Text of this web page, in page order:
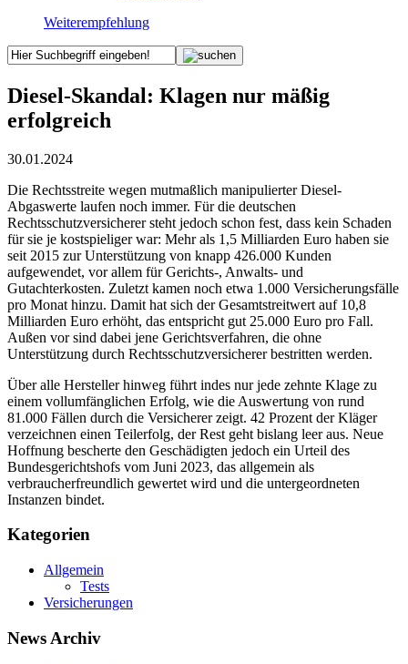
Weiterempfehlung
Diesel-Skandal: Klagen nur mäßig
erfolgreich
30.01.2024
Die Rechtsstreite wegen mutmaßlich manipulierter Diesel-
Abgaswerte laufen noch immer. Für die deutschen
Rechtsschutzversicherer steht jedoch schon fest, dass kein Schaden
für sie je kostspieliger war: Mehr als 1,5 Milliarden Euro haben sie
seit 2015 zur Unterstützung von knapp 426.000 Kunden
aufgewendet, vor allem für Gerichts-, Anwalts- und
Gutachterkosten. Zuletzt kamen noch etwa 1.000 Versicherungsfälle
pro Monat hinzu. Damit hat sich der Gesamtstreitwert auf 10,8
Milliarden Euro erhöht, das entspricht gut 25.000 Euro pro Fall.
Außen vor sind dabei jene Gerichtsverfahren, die ohne
Unterstützung durch Rechtsschutzversicherer bestritten werden.
Über alle Hersteller hinweg führt indes nur jede zehnte Klage zu
einem vollumfänglichen Erfolg, wie die Auswertung von rund
81.000 Fällen durch die Versicherer zeigt. 42 Prozent der Kläger
verzeichnen einen Teilerfolg, der Rest geht bislang leer aus. Neue
Hoffnung bescherte den Geschädigten jedoch ein Urteil des
Bundesgerichtshofs vom Juni 2023, das allgemein als
verbraucherfreundlich gewertet wird und die untergeordneten
Instanzen bindet.
Kategorien
Allgemein
Tests
Versicherungen
News Archiv